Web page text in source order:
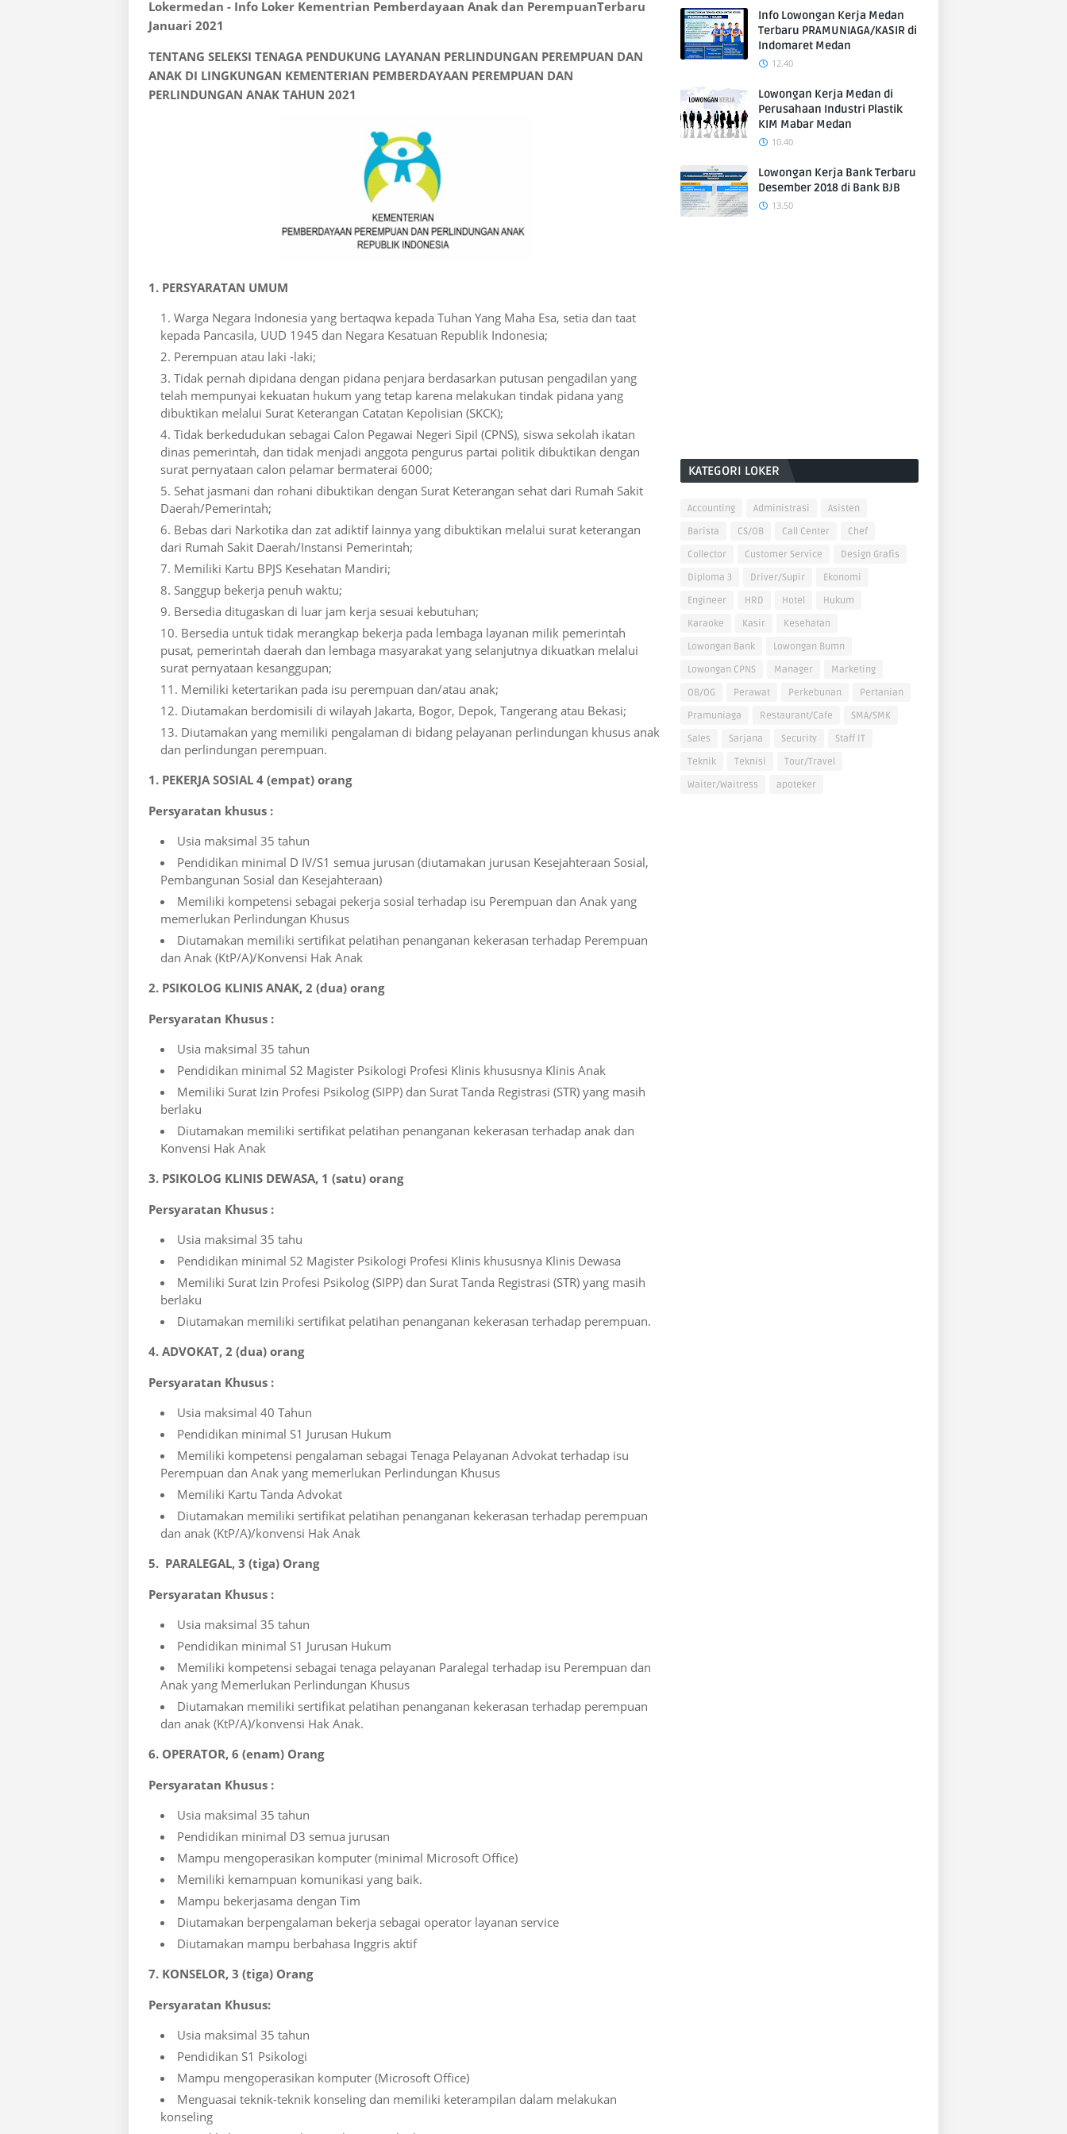
Lokermedan - Info Loker Kementrian Pemberdayaan Anak dan PerempuanTerbaru
Januari 2021
TENTANG SELEKSI TENAGA PENDUKUNG LAYANAN PERLINDUNGAN PEREMPUAN DAN
ANAK DI LINGKUNGAN KEMENTERIAN PEMBERDAYAAN PEREMPUAN DAN
PERLINDUNGAN ANAK TAHUN 2021
1. PERSYARATAN UMUM
Warga Negara Indonesia yang bertaqwa kepada Tuhan Yang Maha Esa, setia dan taat
kepada Pancasila, UUD 1945 dan Negara Kesatuan Republik Indonesia;
Perempuan atau laki -laki;
Tidak pernah dipidana dengan pidana penjara berdasarkan putusan pengadilan yang
telah mempunyai kekuatan hukum yang tetap karena melakukan tindak pidana yang
dibuktikan melalui Surat Keterangan Catatan Kepolisian (SKCK);
Tidak berkedudukan sebagai Calon Pegawai Negeri Sipil (CPNS), siswa sekolah ikatan
dinas pemerintah, dan tidak menjadi anggota pengurus partai politik dibuktikan dengan
surat pernyataan calon pelamar bermaterai 6000;
Sehat jasmani dan rohani dibuktikan dengan Surat Keterangan sehat dari Rumah Sakit
Daerah/Pemerintah;
Bebas dari Narkotika dan zat adiktif lainnya yang dibuktikan melalui surat keterangan
dari Rumah Sakit Daerah/Instansi Pemerintah;
Memiliki Kartu BPJS Kesehatan Mandiri;
Sanggup bekerja penuh waktu;
Bersedia ditugaskan di luar jam kerja sesuai kebutuhan;
Bersedia untuk tidak merangkap bekerja pada lembaga layanan milik pemerintah
pusat, pemerintah daerah dan lembaga masyarakat yang selanjutnya dikuatkan melalui
surat pernyataan kesanggupan;
Memiliki ketertarikan pada isu perempuan dan/atau anak;
Diutamakan berdomisili di wilayah Jakarta, Bogor, Depok, Tangerang atau Bekasi;
Diutamakan yang memiliki pengalaman di bidang pelayanan perlindungan khusus anak
dan perlindungan perempuan.
1. PEKERJA SOSIAL 4 (empat) orang
Persyaratan khusus :
Usia maksimal 35 tahun
Pendidikan minimal D IV/S1 semua jurusan (diutamakan jurusan Kesejahteraan Sosial,
Pembangunan Sosial dan Kesejahteraan)
Memiliki kompetensi sebagai pekerja sosial terhadap isu Perempuan dan Anak yang
memerlukan Perlindungan Khusus
Diutamakan memiliki sertifikat pelatihan penanganan kekerasan terhadap Perempuan
dan Anak (KtP/A)/Konvensi Hak Anak
2. PSIKOLOG KLINIS ANAK, 2 (dua) orang
Persyaratan Khusus :
Usia maksimal 35 tahun
Pendidikan minimal S2 Magister Psikologi Profesi Klinis khususnya Klinis Anak
Memiliki Surat Izin Profesi Psikolog (SIPP) dan Surat Tanda Registrasi (STR) yang masih
berlaku
Diutamakan memiliki sertifikat pelatihan penanganan kekerasan terhadap anak dan
Konvensi Hak Anak
3. PSIKOLOG KLINIS DEWASA, 1 (satu) orang
Persyaratan Khusus :
Usia maksimal 35 tahu
Pendidikan minimal S2 Magister Psikologi Profesi Klinis khususnya Klinis Dewasa
Memiliki Surat Izin Profesi Psikolog (SIPP) dan Surat Tanda Registrasi (STR) yang masih
berlaku
Diutamakan memiliki sertifikat pelatihan penanganan kekerasan terhadap perempuan.
4. ADVOKAT, 2 (dua) orang
Persyaratan Khusus :
Usia maksimal 40 Tahun
Pendidikan minimal S1 Jurusan Hukum
Memiliki kompetensi pengalaman sebagai Tenaga Pelayanan Advokat terhadap isu
Perempuan dan Anak yang memerlukan Perlindungan Khusus
Memiliki Kartu Tanda Advokat
Diutamakan memiliki sertifikat pelatihan penanganan kekerasan terhadap perempuan
dan anak (KtP/A)/konvensi Hak Anak
5. PARALEGAL, 3 (tiga) Orang
Persyaratan Khusus :
Usia maksimal 35 tahun
Pendidikan minimal S1 Jurusan Hukum
Memiliki kompetensi sebagai tenaga pelayanan Paralegal terhadap isu Perempuan dan
Anak yang Memerlukan Perlindungan Khusus
Diutamakan memiliki sertifikat pelatihan penanganan kekerasan terhadap perempuan
dan anak (KtP/A)/konvensi Hak Anak.
6. OPERATOR, 6 (enam) Orang
Persyaratan Khusus :
Usia maksimal 35 tahun
Pendidikan minimal D3 semua jurusan
Mampu mengoperasikan komputer (minimal Microsoft Office)
Memiliki kemampuan komunikasi yang baik.
Mampu bekerjasama dengan Tim
Diutamakan berpengalaman bekerja sebagai operator layanan service
Diutamakan mampu berbahasa Inggris aktif
7. KONSELOR, 3 (tiga) Orang
Persyaratan Khusus:
Usia maksimal 35 tahun
Pendidikan S1 Psikologi
Mampu mengoperasikan komputer (Microsoft Office)
Menguasai teknik-teknik konseling dan memiliki keterampilan dalam melakukan
konseling
Info Lowongan Kerja Medan
Terbaru PRAMUNIAGA/KASIR di
Indomaret Medan
12.40
Lowongan Kerja Medan di
Perusahaan Industri Plastik
KIM Mabar Medan
10.40
Lowongan Kerja Bank Terbaru
Desember 2018 di Bank BJB
13.50
KATEGORI LOKER
Accounting Administrasi
Asisten
Barista
CS/OB Call Center
Chef
Collector
Customer Service
Design Grafis
Diploma 3
Driver/Supir
Ekonomi
Engineer
HRD Hotel
Hukum
Karaoke
Kasir
Kesehatan
Lowongan Bank
Lowongan Bumn
Lowongan CPNS
Manager
Marketing
OB/OG
Perawat Perkebunan
Pertanian
Pramuniaga
Restaurant/Cafe
SMA/SMK
Sales
Sarjana Security
Staff IT
Teknik
Teknisi
Tour/Travel
Waiter/Waitress
apoteker